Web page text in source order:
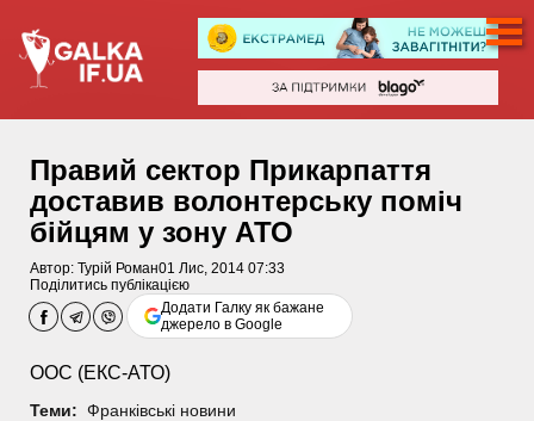
Правий сектор Прикарпаття
доставив волонтерську поміч
бійцям у зону АТО
Автор: Турій Роман01 Лис, 2014 07:33
Поділитись публікацією
Додати Галку як бажане
джерело в Google
ООС (ЕКС-АТО)
Теми: Франківські новини